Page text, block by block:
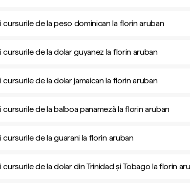
cursurile de la peso dominican la florin aruban
cursurile de la dolar guyanez la florin aruban
cursurile de la dolar jamaican la florin aruban
cursurile de la balboa panameză la florin aruban
cursurile de la guarani la florin aruban
cursurile de la dolar din Trinidad și Tobago la florin